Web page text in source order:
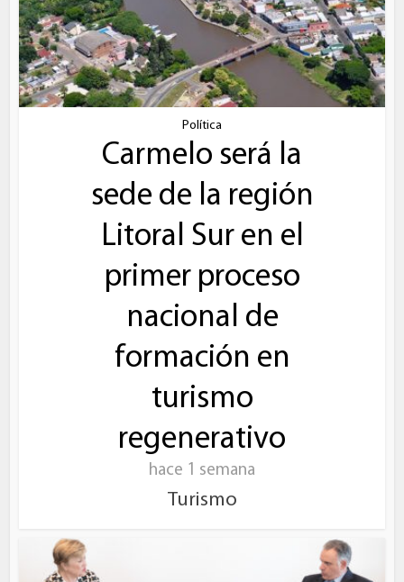
Política
Carmelo será la
sede de la región
Litoral Sur en el
primer proceso
nacional de
formación en
turismo
regenerativo
hace 1 semana
Turismo